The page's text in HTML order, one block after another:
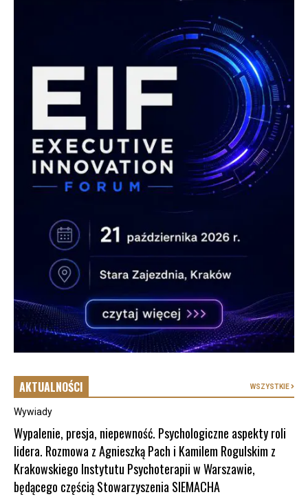
AKTUALNOŚCI WSZYSTKIE
Wywiady
Wypalenie, presja, niepewność. Psychologiczne aspekty roli
lidera. Rozmowa z Agnieszką Pach i Kamilem Rogulskim z
Krakowskiego Instytutu Psychoterapii w Warszawie,
będącego częścią Stowarzyszenia SIEMACHA